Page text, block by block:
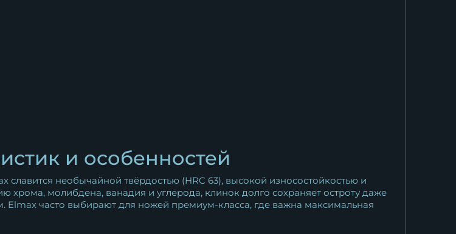
и особенностей
славится необычайной твёрдостью (HRC 63), высокой износостойкостью и
хрома, молибдена, ванадия и углерода, клинок долго сохраняет остроту даже
Elmax часто выбирают для ножей премиум-класса, где важна максимальная